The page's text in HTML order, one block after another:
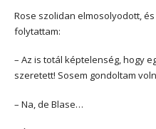
Rose szolidan elmosolyodott,
folytattam:
– Az is totál képtelenség, hogy
szeretett! Sosem gondoltam
– Na, de Blase…